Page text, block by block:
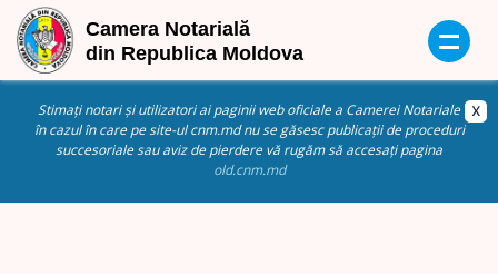
Stimați notari și utilizatori ai paginii web oficiale a Camerei Notariale
în cazul în care pe site-ul cnm.md nu se găsesc publicații de proceduri
succesoriale sau aviz de pierdere vă rugăm să accesați pagina
old.cnm.md